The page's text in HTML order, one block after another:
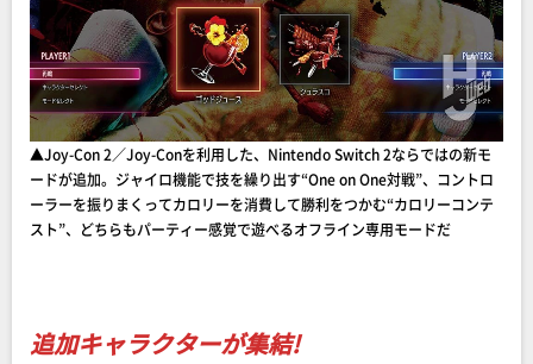
▲Joy-Con 2／Joy-Conを利用した、Nintendo Switch 2ならではの新モ
ードが追加。ジャイロ機能で技を繰り出す“One on One対戦”、コントロ
ーラーを振りまくってカロリーを消費して勝利をつかむ“カロリーコンテ
スト”、どちらもパーティー感覚で遊べるオフライン専用モードだ
追加キャラクターが集結!